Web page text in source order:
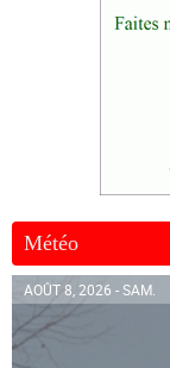
Météo
AOÛT 8, 2026 - SAM.